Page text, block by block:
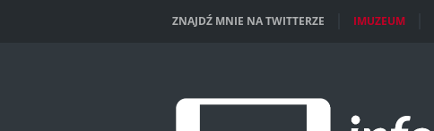
ZNAJDŹ MNIE NA TWITTERZE IMUZEUM